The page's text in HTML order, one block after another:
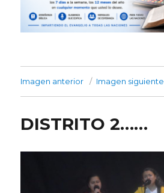
Imagen anterior Imagen siguiente
DISTRITO 2……